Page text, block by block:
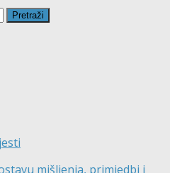
mišljenja, primjedbi i